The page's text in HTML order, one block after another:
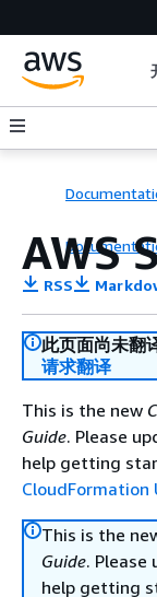
AWS
RSS
此页面尚未翻
请求翻译
This is the new
Guide. Please
help getting
CloudFormation
This is the
Guide. Please
help getting